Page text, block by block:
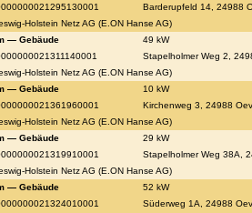
Barderupfeld 14, 24988
Holstein Netz AG (E.ON Hanse AG)
— Gebäude
49 kW
Stapelholmer Weg 2,
Holstein Netz AG (E.ON Hanse AG)
— Gebäude
10 kW
Kirchenweg 3, 24988
Holstein Netz AG (E.ON Hanse AG)
— Gebäude
29 kW
Stapelholmer Weg 38A,
Holstein Netz AG (E.ON Hanse AG)
— Gebäude
52 kW
Süderweg 1A, 24988